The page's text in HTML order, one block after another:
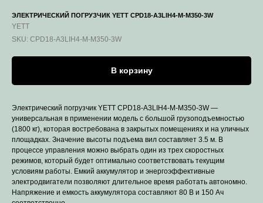
ЭЛЕКТРИЧЕСКИЙ ПОГРУЗЧИК YETT CPD18-A3LIH4-M-M350-3W
YETT
SKU: CPD18-A3LIH4-M-M350-3W
В корзину
Электрический погрузчик YETT CPD18-A3LIH4-M-M350-3W —
универсальная в применении модель с большой грузоподъемностью
(1800 кг), которая востребована в закрытых помещениях и на уличных
площадках. Значение высоты подъема вил составляет 3.5 м. В
процессе управления можно выбрать один из трех скоростных
режимов, который будет оптимально соответствовать текущим
условиям работы. Емкий аккумулятор и энергоэффективные
электродвигатели позволяют длительное время работать автономно.
Напряжение и емкость аккумулятора составляют 80 B и 150 Ач